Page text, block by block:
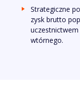
Strategiczne
zysk brutto
wtórnego.